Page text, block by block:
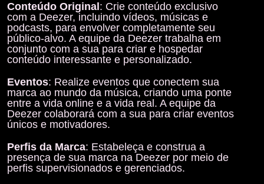
Conteúdo Original : Crie conteúdo exclusivo
com a Deezer, incluindo vídeos, músicas e
podcasts, para envolver completamente seu
público-alvo. A equipe da Deezer trabalha em
conjunto com a sua para criar e hospedar
conteúdo interessante e personalizado.
Eventos: Realize eventos que conectem sua
marca ao mundo da música, criando uma ponte
entre a vida online e a vida real. A equipe da
Deezer colaborará com a sua para criar eventos
únicos e motivadores.
Perfis da Marca: Estabeleça e construa a
presença de sua marca na Deezer por meio de
perfis supervisionados e gerenciados.